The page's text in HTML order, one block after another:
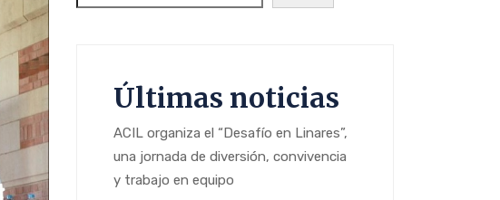
Últimas noticias
ACIL organiza el “Desafío en Linares”,
una jornada de diversión, convivencia
y trabajo en equipo